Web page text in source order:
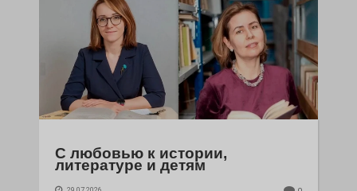
С любовью к истории,
литературе и детям